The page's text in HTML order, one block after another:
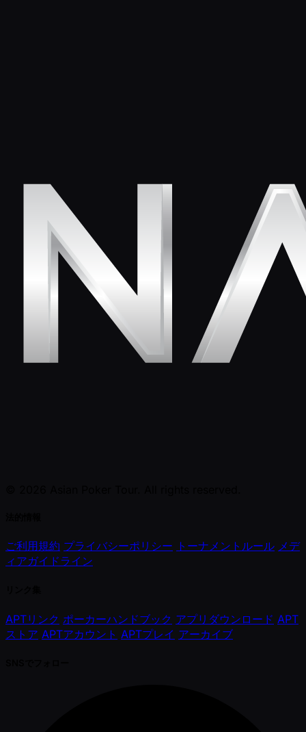
ご利用規約 プライバシーポリシー トーナメントルール メデ
ィアガイドライン
APTリンク ポーカーハンドブック アプリダウンロード APT
ストア APTアカウント APTプレイ アーカイブ